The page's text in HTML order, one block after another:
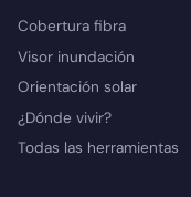
Cobertura fibra
Visor inundación
Orientación solar
¿Dónde vivir?
Todas las herramientas